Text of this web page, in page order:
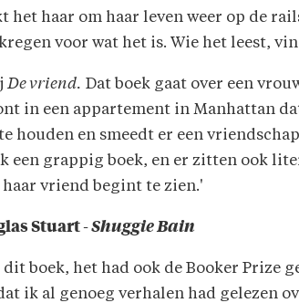
het haar om haar leven weer op de
voor wat het is. Wie het leest,
De vriend. Dat boek gaat over een
in een appartement in Manhattan
houden en smeedt er een
een grappig boek, en er zitten ook
vriend begint te zien.'
Stuart -Shuggie Bain
boek, het had ook de Booker Prize
ik al genoeg verhalen had gelezen